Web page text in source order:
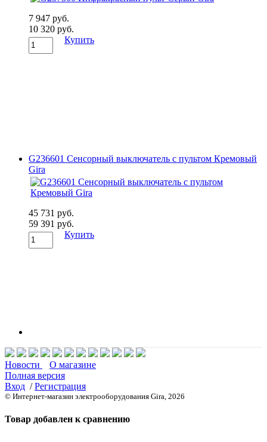
7 947 руб.
10 320 руб.
Купить
G236601 Сенсорный выключатель с пультом Кремовый
Gira
45 731 руб.
59 391 руб.
Купить
Новости
О магазине
Полная версия
Вход /Регистрация
© Интернет-магазин электрооборудования Gira, 2026
Товар добавлен к сравнению